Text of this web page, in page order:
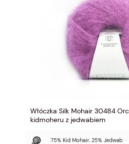
Włóczka Silk Mohair 30484
kidmoheru z jedwabiem
75% Kid Mohair, 25% Jedwab